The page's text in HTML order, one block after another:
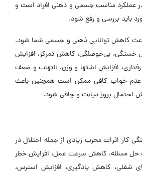
عملکرد مناسب جسمی و ذهنی افراد است و
باید بررسی و رفع شود.
کاهش توانایی ذهنی و جسمی شما شود.
خستگی، بی‌حوصلگی، کاهش تمرکز، افزایش
افزایش اشتها و وزن، التهاب و ضعف
خواب کافی ممکن است همچنین باعث
احتمال بروز دیابت و چاقی شود.
کار اثرات مخرب زیادی از جمله اختلال در
و حل مسئله، کاهش سرعت عمل، افزایش خطر
شغلی، کاهش یادگیری، افزایش استرس،